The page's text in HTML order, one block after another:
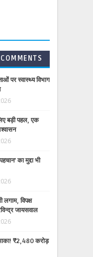
COMMENTS
पर स्वास्थ्य विभाग
बड़ी पहल, एक
का मुद्दा भी
विपक्ष
जायसवाल
₹2,480 करोड़